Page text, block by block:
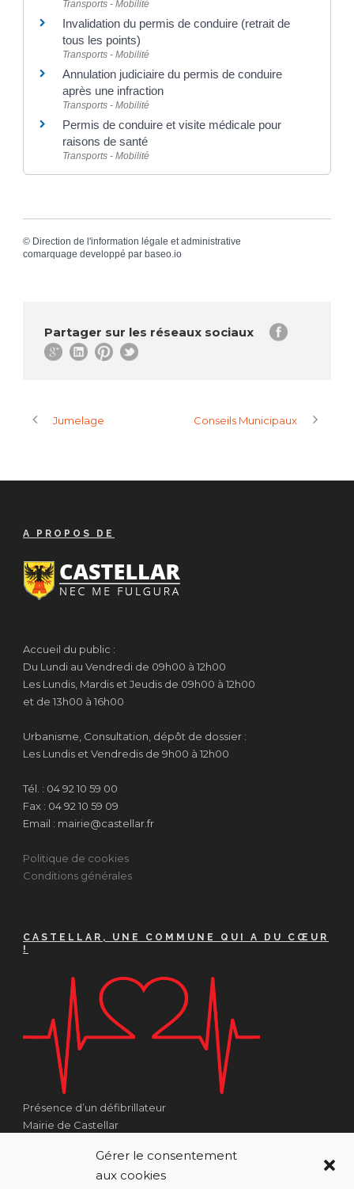
Gérer le consentement
aux cookies
Transports - Mobilité
Invalidation du permis de conduire (retrait de
tous les points)
Transports - Mobilité
Annulation judiciaire du permis de conduire
après une infraction
Transports - Mobilité
Permis de conduire et visite médicale pour
raisons de santé
Transports - Mobilité
© Direction de l'information légale et administrative
comarquage developpé par baseo.io
Partager sur les réseaux sociaux
Jumelage Conseils Municipaux
A PROPOS DE
Accueil du public :
Du Lundi au Vendredi de 09h00 à 12h00
Les Lundis, Mardis et Jeudis de 09h00 à 12h00
et de 13h00 à 16h00
Urbanisme, Consultation, dépôt de dossier :
Les Lundis et Vendredis de 9h00 à 12h00
Tél. : 04 92 10 59 00
Fax : 04 92 10 59 09
Email : mairie@castellar.fr
Politique de cookies
Conditions générales
CASTELLAR, UNE COMMUNE QUI A DU CŒUR
!
Présence d’un défibrillateur
Mairie de Castellar
Côté Escalier Rue Sarrail
06500 Castellar